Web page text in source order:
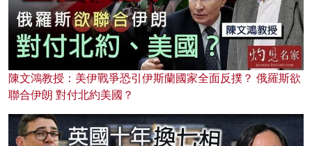
陳文鴻教授：美伊戰爭恐引伊斯蘭國家全面反撲？ 俄羅斯欲
聯合伊朗 對付北約美國？